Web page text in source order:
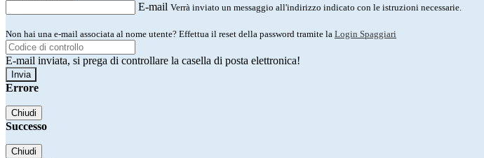
E-mail Verrà inviato un messaggio all'indirizzo indicato con le istruzioni necessarie.
Non hai una e-mail associata al nome utente? Effettua il reset della password tramite la Login Spaggiari
E-mail inviata, si prega di controllare la casella di posta elettronica!
Errore
Chiudi
Successo
Chiudi